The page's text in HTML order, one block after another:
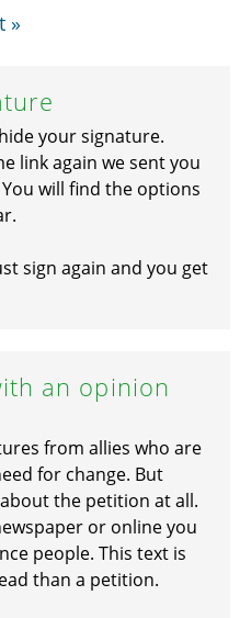
»
your signature.
link again we sent you
will find the options
sign again and you get
an opinion
from allies who are
for change. But
the petition at all.
or online you
people. This text is
than a petition.